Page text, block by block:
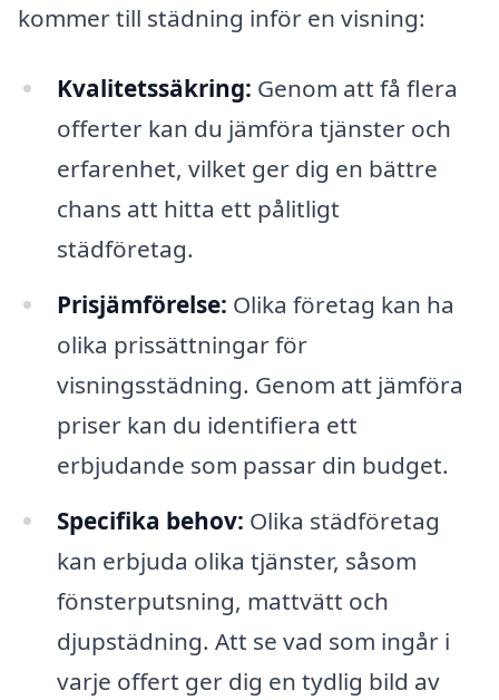
kommer till städning inför en visning:
Kvalitetssäkring: Genom att få flera
offerter kan du jämföra tjänster och
erfarenhet, vilket ger dig en bättre
chans att hitta ett pålitligt
städföretag.
Prisjämförelse: Olika företag kan ha
olika prissättningar för
visningsstädning. Genom att jämföra
priser kan du identifiera ett
erbjudande som passar din budget.
Specifika behov: Olika städföretag
kan erbjuda olika tjänster, såsom
fönsterputsning, mattvätt och
djupstädning. Att se vad som ingår i
varje offert ger dig en tydlig bild av